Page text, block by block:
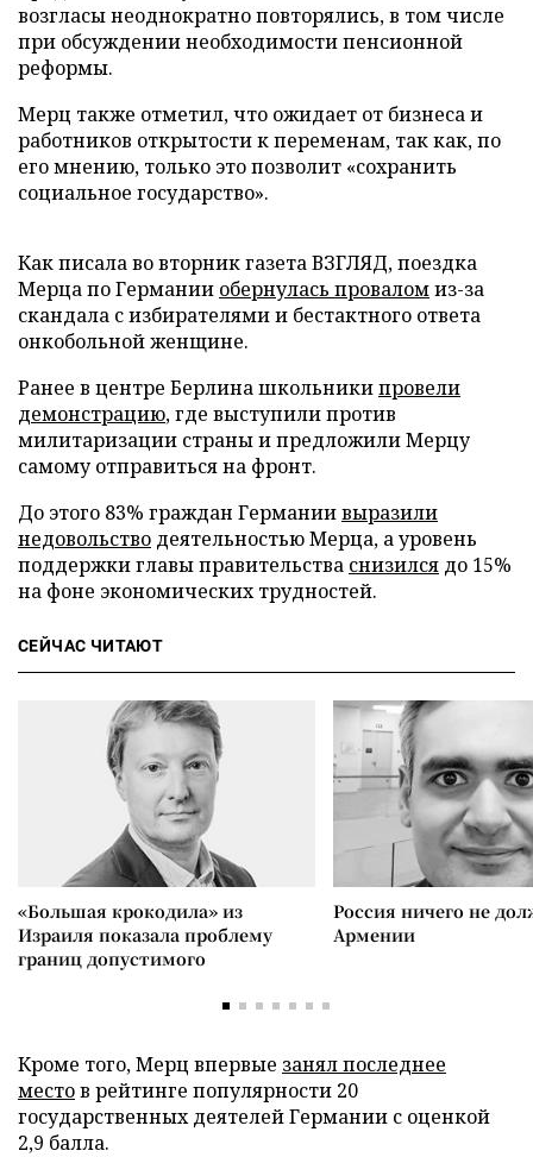
возгласы неоднократно повторялись, в том числе
при обсуждении необходимости пенсионной
реформы.
Мерц также отметил, что ожидает от бизнеса и
работников открытости к переменам, так как, по
его мнению, только это позволит «сохранить
социальное государство».
Как писала во вторник газета ВЗГЛЯД, поездка
Мерца по Германии обернулась проваломиз-за
скандала с избирателями и бестактного ответа
онкобольной женщине.
Ранее в центре Берлина школьникипровели
демонстрацию, где выступили против
милитаризации страны и предложили Мерцу
самому отправиться на фронт.
До этого 83% граждан Германиивыразили
недовольство деятельностью Мерца, а уровень
поддержки главы правительства снизился до 15%
на фоне экономических трудностей.
СЕЙЧАС ЧИТАЮТ
«Большая крокодила» из
Израиля показала проблему
границ допустимого
Россия ничего не
Армении
Кроме того, Мерц впервые занял последнее
местов рейтинге популярности 20
государственных деятелей Германии с оценкой
2,9 балла.